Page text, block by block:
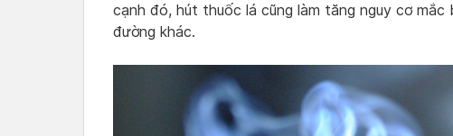
cạnh đó, hút thuốc lá cũng làm tăng nguy cơ
đường khác.